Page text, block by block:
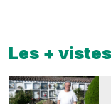
Les + vistes